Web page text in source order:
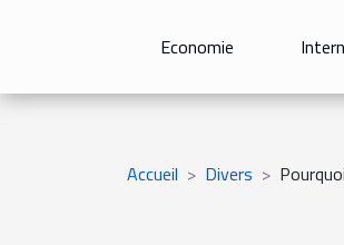
Economie
Accueil Divers